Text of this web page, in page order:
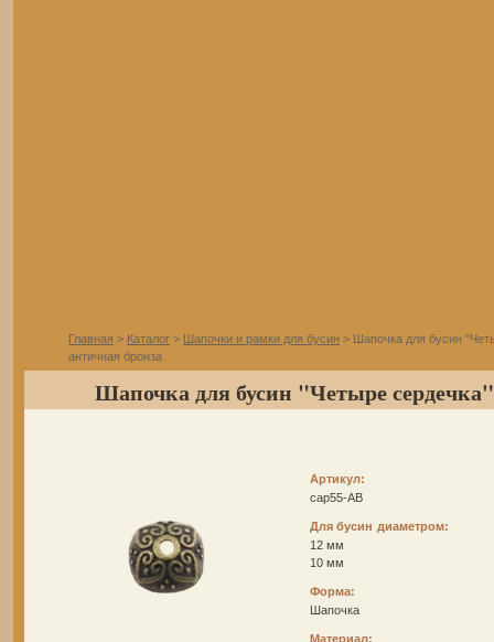
Главная > Каталог > Шапочки и рамки для бусин > Шапочка для бусин
античная бронза
Шапочка для бусин "Четыре
Артикул:
cap55-AB
Для бусин диаметром:
12 мм
10 мм
Форма:
Шапочка
Материал: